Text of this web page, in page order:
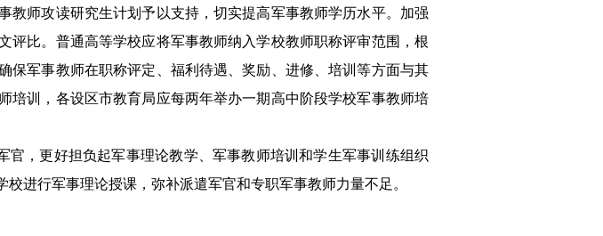
师攻读研究生计划予以支持，切实提高军事教师学历水平。加强
比。普通高等学校应将军事教师纳入学校教师职称评审范围，根
军事教师在职称评定、福利待遇、奖励、进修、培训等方面与其
训，各设区市教育局应每两年举办一期高中阶段学校军事教师培
，更好担负起军事理论教学、军事教师培训和学生军事训练组织
进行军事理论授课，弥补派遣军官和专职军事教师力量不足。